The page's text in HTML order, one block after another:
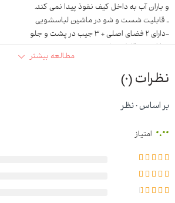
و باران آب به داخل کیف نفوذ پیدا نمی کند.
ـ قابلیت شست و شو در ماشین لباسشویی
-دارای ۲ فضای اصلی + ۳ جیب در پشت و جلو
-کاربرد هم به صورت کوله هم به صورت کیف دوشی
مطالعه بیشتر
نظرات (0)
بر اساس 0 نظر
0.00 امتیاز